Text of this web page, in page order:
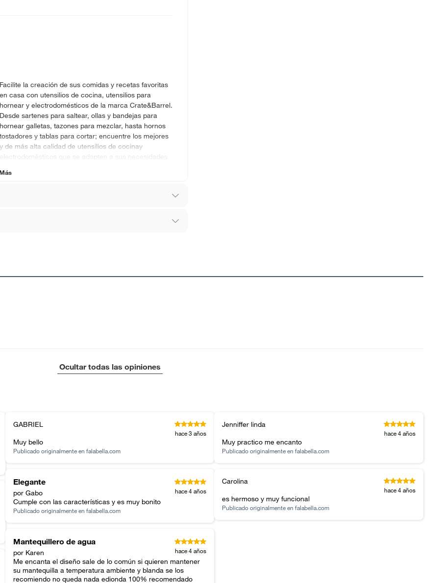
Facilite la creación de sus comidas y recetas favoritas
en casa con utensilios de cocina, utensilios para
hornear y electrodomésticos de la marca Crate&Barrel.
Desde sartenes para saltear, ollas y bandejas para
hornear galletas, tazones para mezclar, hasta hornos
tostadores y tablas para cortar; encuentre los mejores
y de más alta calidad de utensilios de cocinay
electrodomésticos que se adapten a sus necesidades
En Crate&Barrel contamos con las mejores marcas de
cocinas de todo el mundo, desde expertos en
cuchillería hasta aficionados a los electrodomésticos,
encuentre más de 40 marcas de cocinas importantes y
sartenes de cobre de Ruffoni o los exclusivos utensilios
de cocina SCANPAN de diseño escandinavo combinan
una apariencia elegante con calidad profesional. Si
busca electricidad confiable y fácil de usar, a precios
productos para asfalto, hormigón, albañilería.
suplementos alimenticios, vitaminas.
baño con señales de uso, sin empaques, etiquetas o
Ocultar todas las opiniones
GABRIEL
hace 3 años
Muy bello
Publicado originalmente en falabella.com
Elegante
por Gabo hace 4 años
Cumple con las características y es muy bonito
Publicado originalmente en falabella.com
Mantequillero de agua
por Karen hace 4 años
Me encanta el diseño sale de lo común si quieren mantener
su mantequilla a temperatura ambiente y blanda se los
recomiendo no queda nada edionda 100% recomendado
Jenniffer linda
hace 4 años
Muy practico me encanto
Publicado originalmente enfalabella.com
Carolina
hace 4 años
es hermoso y muy funcional
Publicado originalmente enfalabella.com